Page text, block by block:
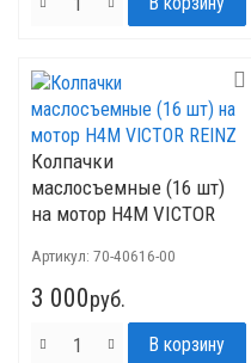
Колпачки
маслосъемные (16 шт)
на мотор H4M VICTOR
Артикул: 70-40616-00
3 000руб.